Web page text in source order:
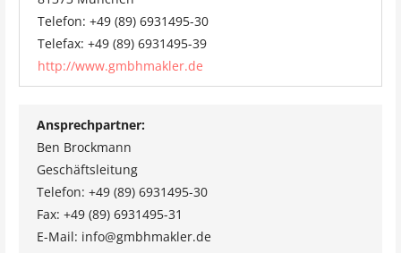
Telefon: +49 (89) 6931495-30
Telefax: +49 (89) 6931495-39
http://www.gmbhmakler.de
Ansprechpartner:
Ben Brockmann
Geschäftsleitung
Telefon: +49 (89) 6931495-30
Fax: +49 (89) 6931495-31
E-Mail: info@gmbhmakler.de